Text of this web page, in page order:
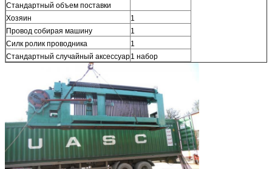
Стандартный объем поставки
Хозяин
1
Провод собирая машину
1
Силк ролик проводника
1
Стандартный случайный аксессуар1 набор